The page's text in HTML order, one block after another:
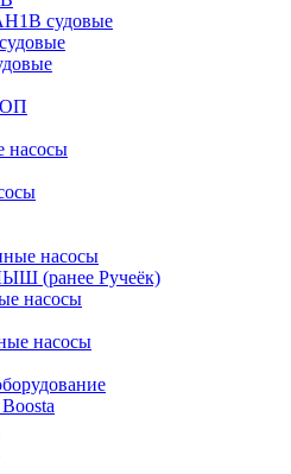
судовые
насосы
насосы
(ранее Ручеёк)
насосы
насосы